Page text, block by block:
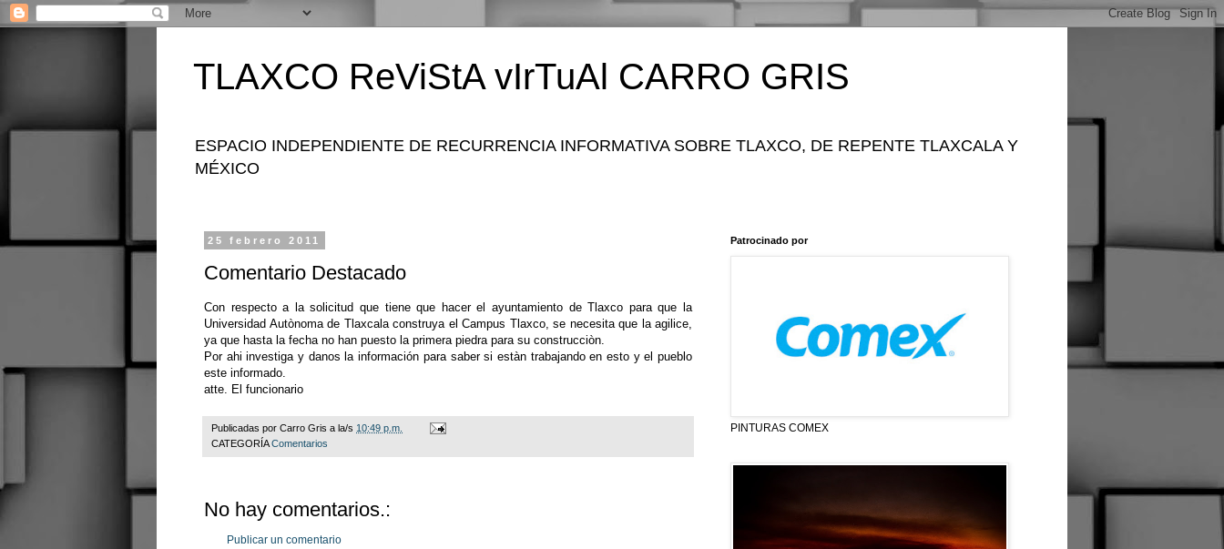
TLAXCO ReViStA vIrTuAl CARRO GRIS
ESPACIO INDEPENDIENTE DE RECURRENCIA INFORMATIVA SOBRE TLAXCO, DE REPENTE TLAXCALA Y
MÉXICO
25 febrero 2011
Comentario Destacado
Con respecto a la solicitud que tiene que hacer el ayuntamiento de Tlaxco para que la
Universidad Autònoma de Tlaxcala construya el Campus Tlaxco, se necesita que la agilice,
ya que hasta la fecha no han puesto la primera piedra para su construcciòn.
Por ahi investiga y danos la información para saber si estàn trabajando en esto y el pueblo
este informado.
atte. El funcionario
Publicadas por Carro Gris a la/s 10:49 p.m.
CATEGORÍAComentarios
No hay comentarios.:
Publicar un comentario
Patrocinado por
PINTURAS COMEX